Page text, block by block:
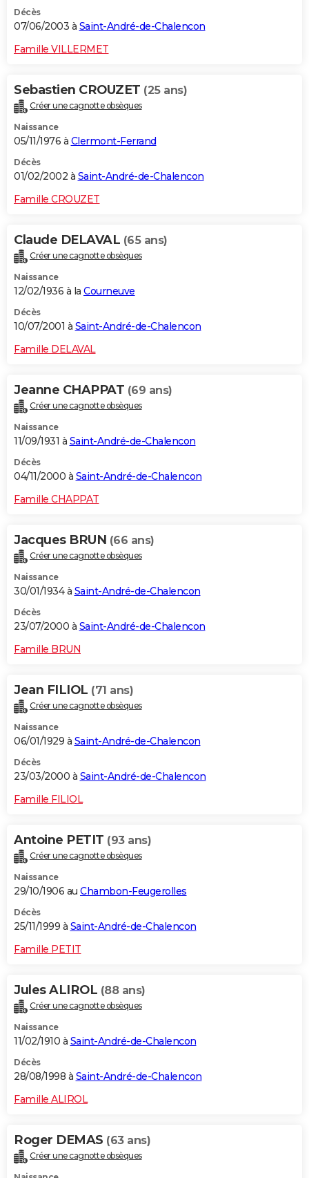
Décès
07/06/2003 à Saint-André-de-Chalencon
Famille VILLERMET
Sebastien CROUZET (25 ans)
Créer une cagnotte obsèques
Naissance
05/11/1976 à Clermont-Ferrand
Décès
01/02/2002 à Saint-André-de-Chalencon
Famille CROUZET
Claude DELAVAL (65 ans)
Créer une cagnotte obsèques
Naissance
12/02/1936 à la Courneuve
Décès
10/07/2001 à Saint-André-de-Chalencon
Famille DELAVAL
Jeanne CHAPPAT (69 ans)
Créer une cagnotte obsèques
Naissance
11/09/1931 à Saint-André-de-Chalencon
Décès
04/11/2000 à Saint-André-de-Chalencon
Famille CHAPPAT
Jacques BRUN (66 ans)
Créer une cagnotte obsèques
Naissance
30/01/1934 à Saint-André-de-Chalencon
Décès
23/07/2000 à Saint-André-de-Chalencon
Famille BRUN
Jean FILIOL (71 ans)
Créer une cagnotte obsèques
Naissance
06/01/1929 à Saint-André-de-Chalencon
Décès
23/03/2000 à Saint-André-de-Chalencon
Famille FILIOL
Antoine PETIT (93 ans)
Créer une cagnotte obsèques
Naissance
29/10/1906 au Chambon-Feugerolles
Décès
25/11/1999 à Saint-André-de-Chalencon
Famille PETIT
Jules ALIROL (88 ans)
Créer une cagnotte obsèques
Naissance
11/02/1910 à Saint-André-de-Chalencon
Décès
28/08/1998 à Saint-André-de-Chalencon
Famille ALIROL
Roger DEMAS (63 ans)
Créer une cagnotte obsèques